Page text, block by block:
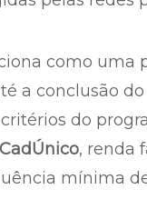
como uma
a conclusão
do
CadÚnico, renda
mínima